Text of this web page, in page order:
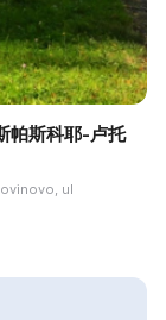
帕斯科耶-卢托
ul